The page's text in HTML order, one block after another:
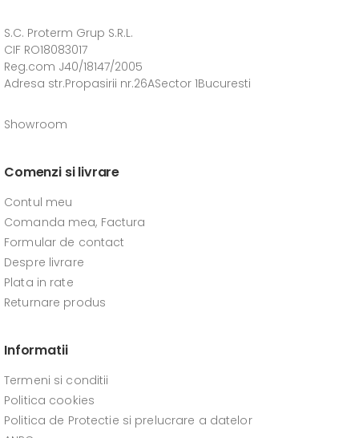
S.C. Proterm Grup S.R.L.
CIF RO18083017
Reg.com J40/18147/2005
Adresa str.Propasirii nr.26ASector 1Bucuresti
Showroom
Comenzi si livrare
Contul meu
Comanda mea, Factura
Formular de contact
Despre livrare
Plata in rate
Returnare produs
Informatii
Termeni si conditii
Politica cookies
Politica de Protectie si prelucrare a datelor